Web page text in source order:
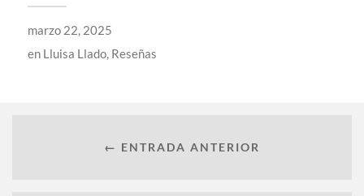
marzo 22, 2025
en Lluisa Llado, Reseñas
← ENTRADA ANTERIOR